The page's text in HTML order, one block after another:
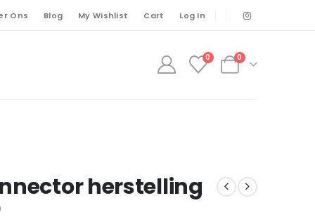
Ons Blog My Wishlist Cart Log In
0 0
herstelling